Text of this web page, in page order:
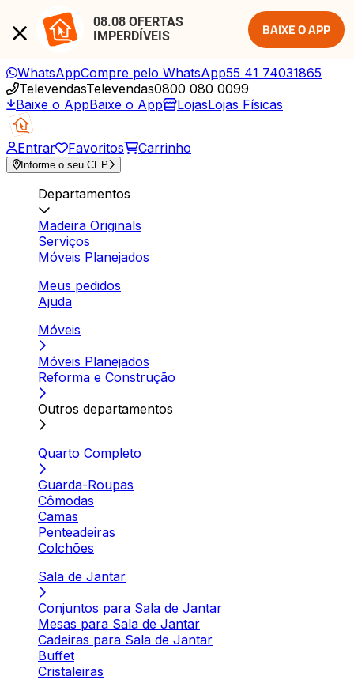
08.08 OFERTAS
IMPERDÍVEIS
BAIXE O APP
WhatsAppCompre pelo WhatsApp55 41 74031865
TelevendasTelevendas0800 080 0099
Baixe o AppBaixe o App LojasLojas Físicas
Entrar Favoritos Carrinho
Informe o seu CEP
Departamentos
Madeira Originals
Serviços
Móveis Planejados
Meus pedidos
Ajuda
Móveis
Móveis Planejados
Reforma e Construção
Outros departamentos
Quarto Completo
Guarda-Roupas
Cômodas
Camas
Penteadeiras
Colchões
Sala de Jantar
Conjuntos para Sala de Jantar
Mesas para Sala de Jantar
Cadeiras para Sala de Jantar
Buffet
Cristaleiras